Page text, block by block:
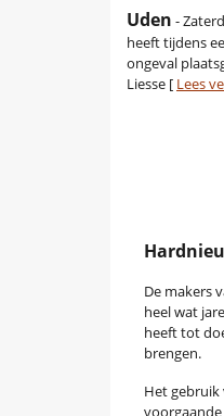
Uden -
heeft tijdens
ongeval
Liesse [ Lees
De makers
heel wat
heeft tot
brengen.
Het gebruik